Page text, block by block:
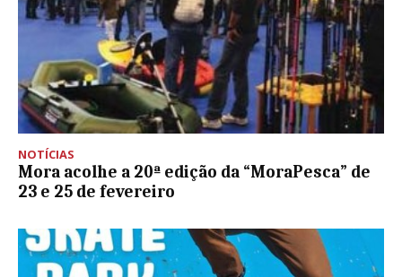
NOTÍCIAS
Mora acolhe a 20ª edição da “MoraPesca” de
23 e 25 de fevereiro